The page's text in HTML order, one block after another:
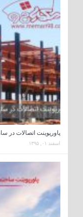
پاورپوینت اتصالات در
اسفند ۰۱, ۱۳۹۵